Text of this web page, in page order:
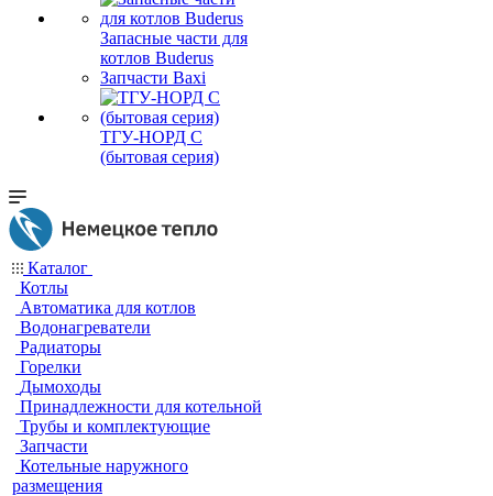
Запасные части для
котлов Buderus
Запчасти Baxi
ТГУ-НОРД С
(бытовая серия)
Каталог
Котлы
Автоматика для котлов
Водонагреватели
Радиаторы
Горелки
Дымоходы
Принадлежности для котельной
Трубы и комплектующие
Запчасти
Котельные наружного
размещения